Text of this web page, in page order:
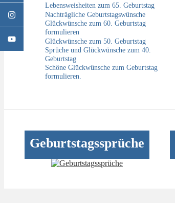
Lebensweisheiten zum 65. Geburtstag
Nachträgliche Geburtstagswünsche
Glückwünsche zum 60. Geburtstag
formulieren
Glückwünsche zum 50. Geburtstag
Sprüche und Glückwünsche zum 40.
Geburtstag
Schöne Glückwünsche zum Geburtstag
formulieren.
Geburtstagssprüche